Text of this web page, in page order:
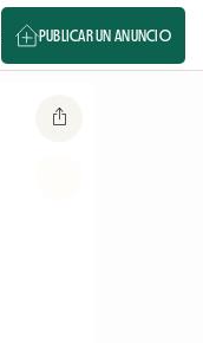
PUBLICAR UN ANUNCIO